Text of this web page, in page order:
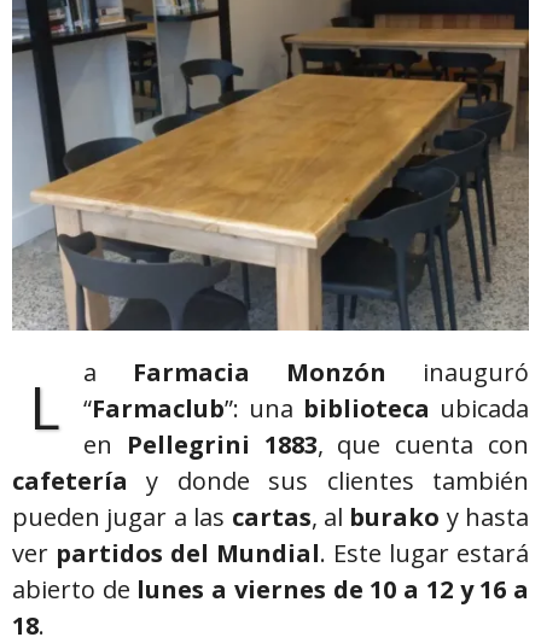
L a Farmacia Monzón inauguró
“Farmaclub”: una biblioteca ubicada
en Pellegrini 1883, que cuenta con
cafeteríay donde sus clientes también
pueden jugar a las cartas, al burako y hasta
ver partidos del Mundial. Este lugar estará
abierto de lunes a viernes de 10 a 12 y 16 a
18.